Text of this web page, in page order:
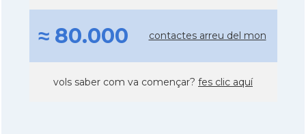
≈ 80.000 contactes arreu del mon
vols saber com va començar? fes clic aquí